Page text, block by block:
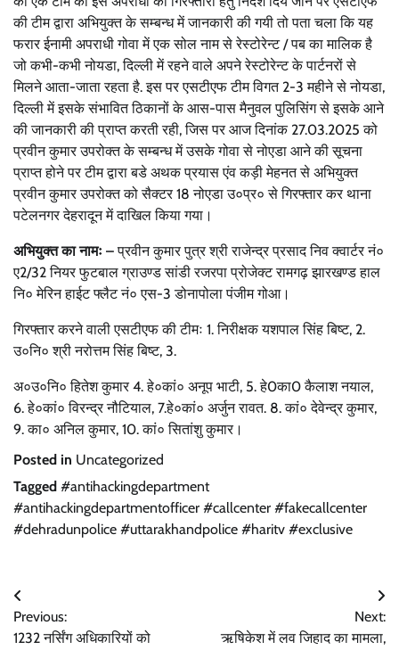
की टीम द्वारा अभियुक्त के सम्बन्ध में जानकारी की गयी तो पता चला कि यह
फरार ईनामी अपराधी गोवा में एक सोल नाम से रेस्टोरेन्ट / पब का मालिक है
जो कभी-कभी नोयडा, दिल्ली में रहने वाले अपने रेस्टोरेन्ट के पार्टनरों से
मिलने आता-जाता रहता है. इस पर एसटीएफ टीम विगत 2-3 महीने से नोयडा,
दिल्ली में इसके संभावित ठिकानों के आस-पास मैनुवल पुलिसिंग से इसके आने
की जानकारी की प्राप्त करती रही, जिस पर आज दिनांक 27.03.2025 को
प्रवीन कुमार उपरोक्त के सम्बन्ध में उसके गोवा से नोएडा आने की सूचना
प्राप्त होने पर टीम द्वारा बडे अथक प्रयास एंव कड़ी मेहनत से अभियुक्त
प्रवीन कुमार उपरोक्त को सैक्टर 18 नोएडा उ०प्र० से गिरफ्तार कर थाना
पटेलनगर देहरादून में दाखिल किया गया।
अभियुक्त का नामः –प्रवीन कुमार पुत्र श्री राजेन्द्र प्रसाद निव क्वार्टर नं०
ए2/32 नियर फुटबाल ग्राउण्ड सांडी रजरपा प्रोजेक्ट रामगढ़ झारखण्ड हाल
नि० मेरिन हाईट फ्लैट नं० एस-3 डोनापोला पंजीम गोआ।
गिरफ्तार करने वाली एसटीएफ की टीमः 1. निरीक्षक यशपाल सिंह बिष्ट, 2.
उ०नि० श्री नरोत्तम सिंह बिष्ट, 3.
अ०उ०नि० हितेश कुमार 4. हे०कां० अनूप भाटी, 5. हे0का0 कैलाश नयाल,
6. हे०कां० विरन्द्र नौटियाल, 7.हे०कां० अर्जुन रावत. 8. कां० देवेन्द्र कुमार,
9. का० अनिल कुमार, 10. कां० सितांशु कुमार।
Posted in Uncategorized
Tagged #antihackingdepartment
#antihackingdepartmentofficer #callcenter #fakecallcenter
#dehradunpolice #uttarakhandpolice #haritv #exclusive
Post
navigation
Previous:
1232 नर्सिंग अधिकारियों को
Next:
ऋषिकेश में लव जिहाद का मामला,